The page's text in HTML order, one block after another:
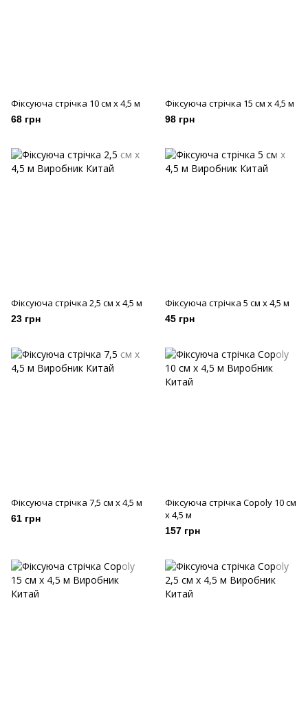
Фіксуюча стрiчка 10 см х 4,5 м
68 грн
Фіксуюча стрiчка 15 см х 4,5 м
98 грн
Фіксуюча стрiчка 2,5 см х 4,5 м
23 грн
Фіксуюча стрiчка 5 см х 4,5 м
45 грн
Фіксуюча стрiчка 7,5 см х 4,5 м
61 грн
Фіксуюча стрiчка Copoly 10 см
x 4,5 м
157 грн